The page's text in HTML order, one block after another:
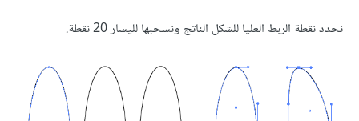
نحدد نقطة الربط العليا للشكل الناتج ونسحبها لليسار 20 نقطة.